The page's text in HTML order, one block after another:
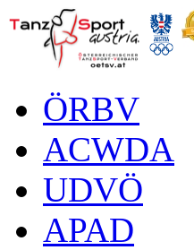
ÖRBV
ACWDA
UDVÖ
APAD